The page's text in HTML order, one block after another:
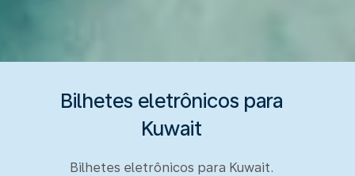
Bilhetes eletrônicos para
Kuwait
Bilhetes eletrônicos para Kuwait.